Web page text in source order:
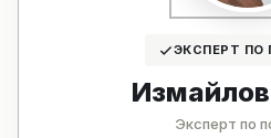
ЭКСПЕРТ ПО
Эксперт по